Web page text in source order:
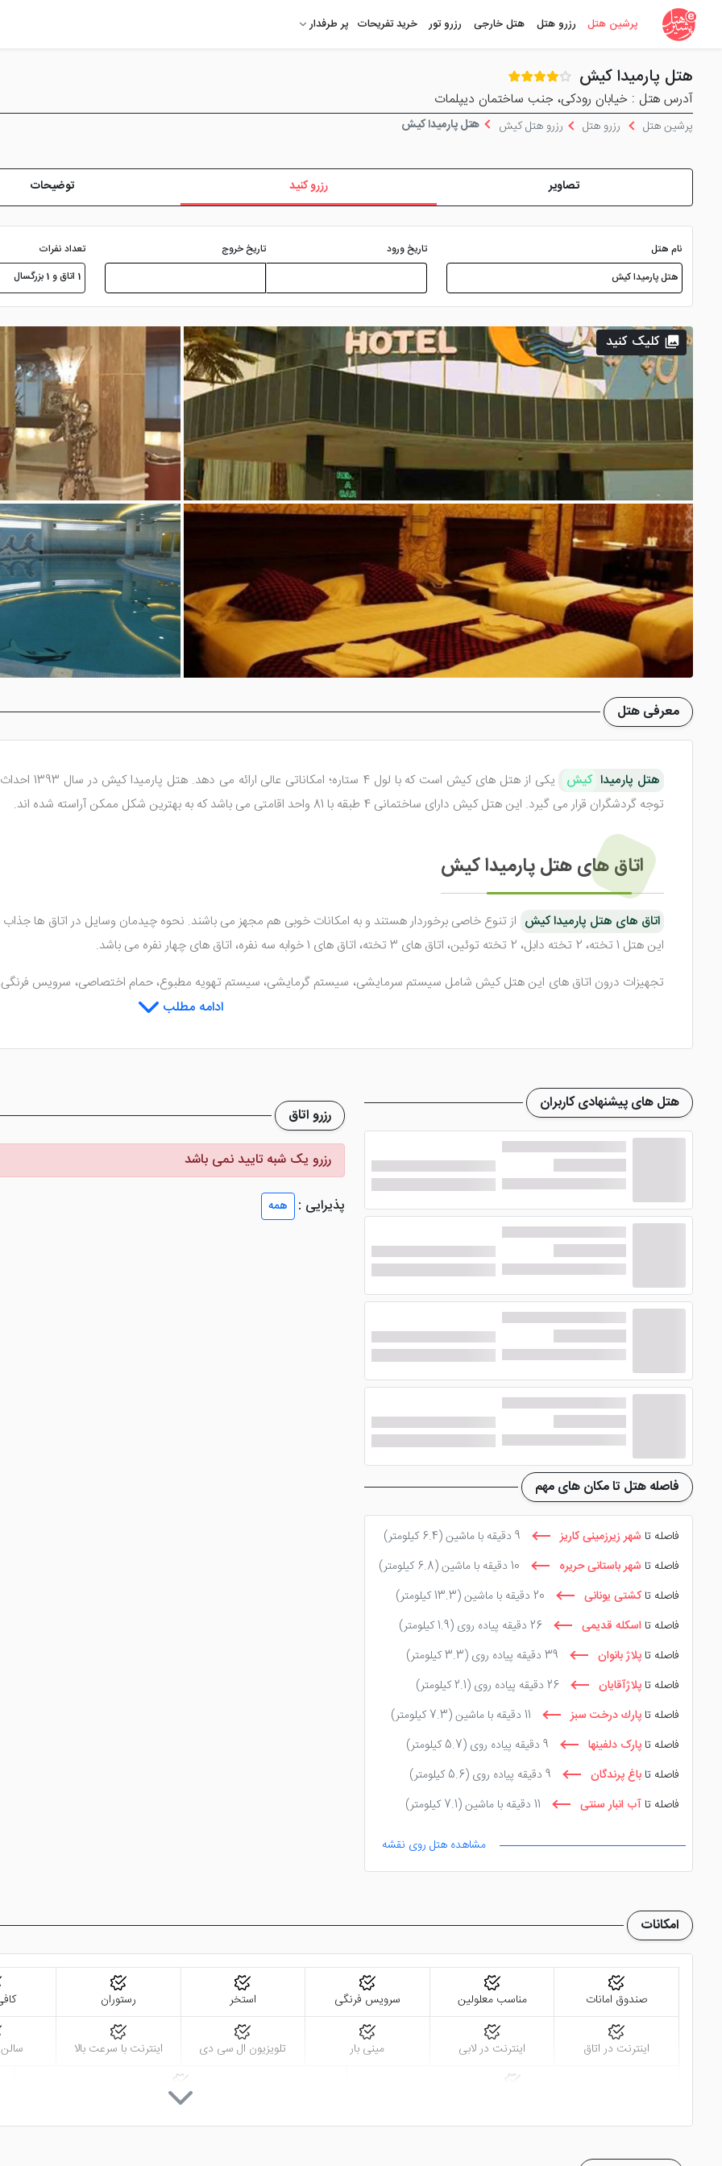
پرشین هتل رزرو هتل هتل خارجی رزرو تور خرید تفریحات پر طرفدار
هتل پارمیدا کیش
آدرس هتل : خیابان رودکی، جنب ساختمان دیپلمات
پرشین هتل رزرو هتل رزرو هتل کیش هتل پارمیدا کیش
تصاویر رزرو کنید توضیحات
نام هتل تاریخ ورود تاریخ خروج
تعداد نفرات
1 اتاق و 1 بزرگسال
کلیک کنید
معرفی هتل
هتل پارمیدا کیش
یکی از هتل
توجه گردشگران قرار می گیرد. این هتل کیش دارای ساختمانی 4 طبقه با 81 واحد اقامتی می باشد که به بهترین شکل ممکن آراسته شده اند.
اتاق های هتل پارمیدا کیش
اتاق های هتل پارمیدا کیش از تنوع خاصی برخوردار هستند و به امکانات خوبی هم مجهز می باشند. نحوه چیدمان وسایل در اتاق ها
این هتل 1 تخته، 2 تخته دابل، 2 تخته توئین، اتاق های 3 تخته، اتاق های 1 خوابه سه نفره، اتاق های چهار نفره می باشد.
تجهیزات درون اتاق های این هتل کیش شامل سیستم سرمایشی، سیستم گرمایشی، سیستم تهویه مطبوع، حمام اختصاصی، سرویس فرنگی،
آباژور، مینی بار، کمد، تخت، رخت آویز، صندوق امانات، تلفن، میز و صندلی، امکانات بهداشتی و دیگر امکانات رفاهی می شود.
با این که هتل پارمیدا کیش
شرح امکانات مهم این هتل چهار ستاره می پردازیم.
رستوران و کافی شاپ
رستوران هتل بسیار مجلل بوده و چیدمان جذاب میز و صندلی ها سبب شده تا لذت صرف غذا بیشتر شود. در این رستوران انواع غذاهای
می گردد. آشپزانی که در رستوران هتل مشغول به کار هستند حرفه ای بوده و دستپخت عالی دارند. کافی شاپ هتل با منوی متنوع نوشینی
است.
مجموعه آبی و تنیس
وجود مجموعه آبی در این هتل 4 ستاره کیش سبب شده تا یکی از بهترین انتخاب ها میان هتل های کیش شود. استخر،
زمین تنیس هتل نیز برای سپری کردن ساعاتی مفرح عالی بوده و ورزشکاران به صورت حرفه ای می توانند از آن بهره مند شوند.
دیگر امکانات
از دیگر امکانات خوب این هتل کیش می توان به زمین ورزشی، صندوق امانات، کتابخانه، سالن همایش، آسانسور، چایخانه سنتی، لاندری،
خدمات باربری، تاکسی سرویس، پذیرش 24 ساعته، روزنامه، نظافت روزانه، خدمات ویژه برای معلولین و ... هم از دیگر خدمات و امکانات هستند.
موقعیت مکانی هتل پارمیدا کیش
آدرس هتل پارمیدا کیش در خیابان رودکی جنب ساختمان دیپلمات می باشد. همین موقعیت مکانی خوب موجب گردیده تا مکان های
هتل چهارستاره کیش روبروی پارک شهر قرار گرفته و تا ساحل و اسکله تفریحی کیش حدود 10 دقیقه پیاده روی دارد.
ادامه مطلب
رزرو اتاق
رزرو یک شبه تایید نمی باشد
پذیرایی : همه
هتل های پیشنهادی کاربران
فاصله هتل تا مکان های مهم
فاصله تا شهر زیرزمینی کاریز 9 دقیقه با ماشین
(6.4 کیلومتر)
فاصله تا شهر باستانی حریره 10 دقیقه با ماشین
(6.8 کیلومتر)
فاصله تا کشتی یونانی 20 دقیقه با ماشین
(13.3 کیلومتر)
فاصله تا اسکله قدیمی 26 دقیقه پیاده روی
(1.9 کیلومتر)
فاصله تا پلاژ بانوان 39 دقیقه پیاده روی
(3.3 کیلومتر)
فاصله تا پلاژآقایان 26 دقیقه پیاده روی
(2.1 کیلومتر)
فاصله تا پارك درخت سبز 11 دقیقه با ماشین
(7.3 کیلومتر)
فاصله تا پارک دلفینها 9 دقیقه پیاده روی
(5.7 کیلومتر)
فاصله تا باغ پرندگان 9 دقیقه پیاده روی
(5.6 کیلومتر)
فاصله تا آب انبار سنتی 11 دقیقه با ماشین (7.1 کیلومتر)
مشاهده هتل روی نقشه
امکانات
صندوق امانات مناسب معلولین سرویس فرنگی استخر رستوران
اینترنت در اتاق اینترنت در لابی مینی بار تلویزیون ال سی دی اینترنت با سرعت بالا
سشوار